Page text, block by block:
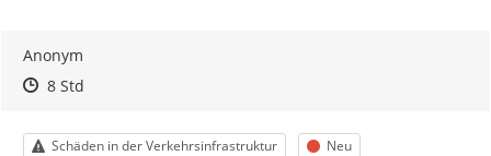
Anonym
Zeitpunkt des Erstellens
Zeitpunkt des Erstellens
8 StdZur Äußerung
Kategorie
Schäden in der Verkehrsinfrastruktur Status
Neu